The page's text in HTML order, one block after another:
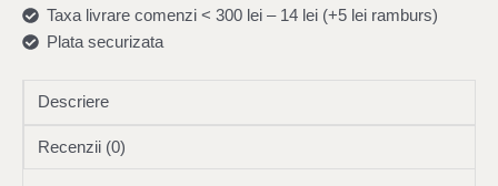
Taxa livrare comenzi < 300 lei – 14 lei (+5 lei ramburs)
Plata securizata
Descriere
Recenzii (0)